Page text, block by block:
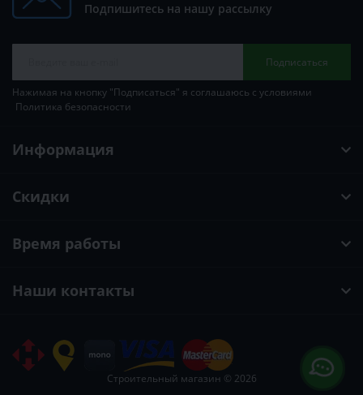
Подпишитесь на нашу рассылку
Подписаться
Нажимая на кнопку "Подписаться" я соглашаюсь с условиями
Политика безопасности
Информация
Скидки
Время работы
Наши контакты
Строительный магазин © 2026